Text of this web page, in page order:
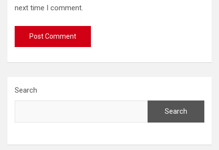
next time I comment.
Search
Search